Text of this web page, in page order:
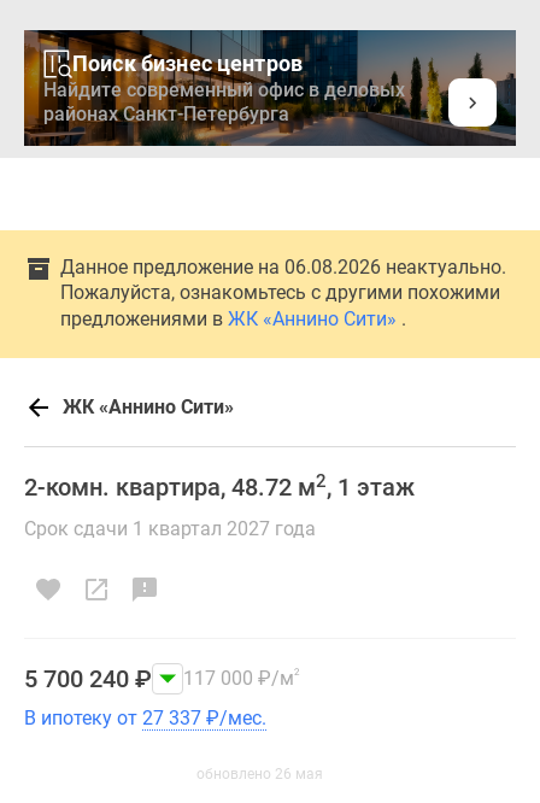
Поиск бизнес центров
Найдите современный офис в деловых
районах Санкт-Петербурга
Данное предложение на 06.08.2026 неактуально.
Пожалуйста, ознакомьтесь с другими похожими
предложениями в ЖК «Аннино Сити» .
ЖК «Аннино Сити»
2-комн. квартира, 48.72 м2, 1 этаж
Срок сдачи 1 квартал 2027 года
5 700 240 ₽ 117 000 ₽/м2
В ипотеку от 27 337 ₽/мес.
обновлено 26 мая